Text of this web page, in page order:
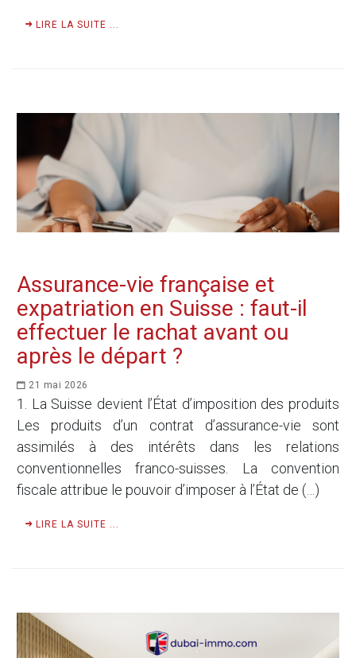
LIRE LA SUITE ...
Assurance-vie française et
expatriation en Suisse : faut-il
effectuer le rachat avant ou
après le départ ?
21 mai 2026
1. La Suisse devient l’État d’imposition des produits
Les produits d’un contrat d’assurance-vie sont
assimilés à des intérêts dans les relations
conventionnelles franco-suisses. La convention
fiscale attribue le pouvoir d’imposer à l’État de (…)
LIRE LA SUITE ...